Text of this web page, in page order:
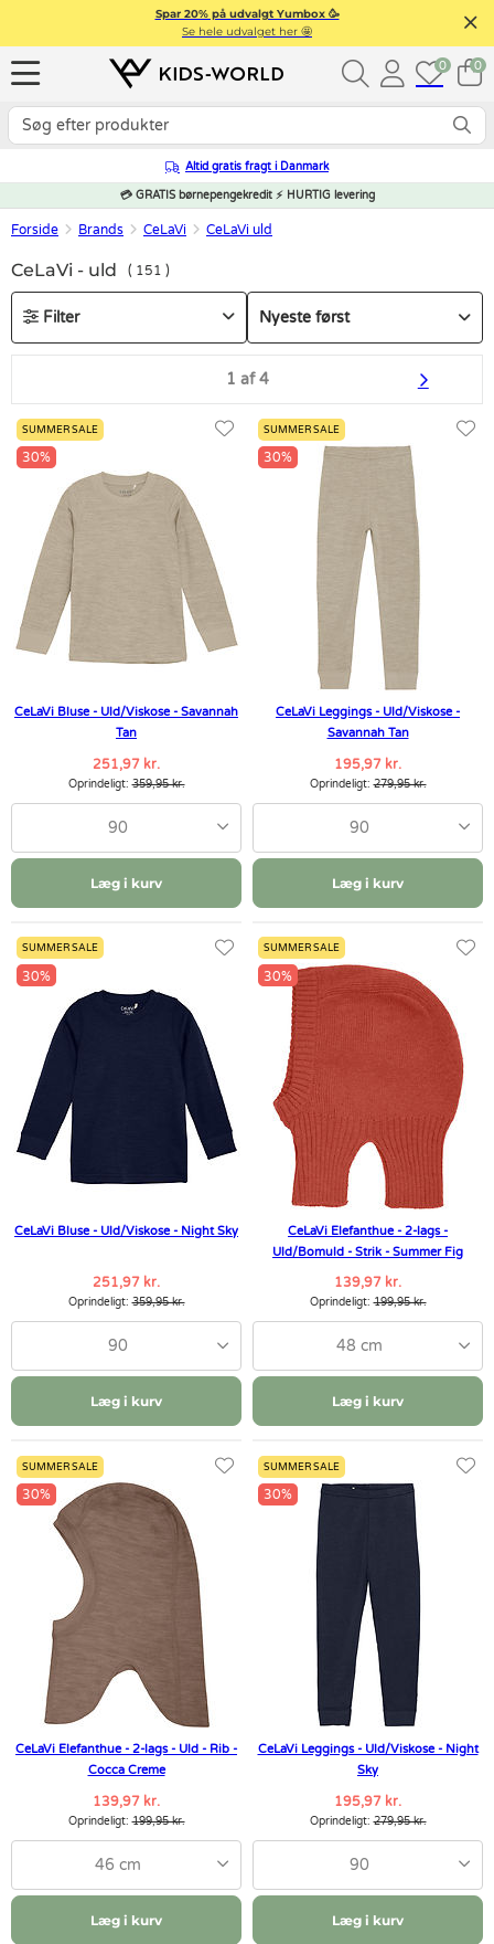
Spar 20% på udvalgt Yumbox 🥳
Se hele udvalget her 🤩
0 0
Altid gratis fragt i Danmark
💳 GRATIS børnepengekredit ⚡ HURTIG levering
Forside Brands CeLaVi CeLaVi uld
CeLaVi - uld 151
Filter
1 af 4
SUMMER SALE
30%
CeLaVi Bluse - Uld/Viskose - Savannah
Tan
251,97 kr.
Oprindeligt:359,95 kr.
90
Læg i kurv
SUMMER SALE
30%
CeLaVi Leggings - Uld/Viskose -
Savannah Tan
195,97 kr.
Oprindeligt:279,95 kr.
90
Læg i kurv
SUMMER SALE
30%
CeLaVi Bluse - Uld/Viskose - Night Sky
251,97 kr.
Oprindeligt:359,95 kr.
90
Læg i kurv
SUMMER SALE
30%
CeLaVi Elefanthue - 2-lags -
Uld/Bomuld - Strik - Summer Fig
139,97 kr.
Oprindeligt:199,95 kr.
48 cm
Læg i kurv
SUMMER SALE
30%
CeLaVi Elefanthue - 2-lags - Uld - Rib -
Cocca Creme
139,97 kr.
Oprindeligt:199,95 kr.
46 cm
Læg i kurv
SUMMER SALE
30%
CeLaVi Leggings - Uld/Viskose - Night
Sky
195,97 kr.
Oprindeligt:279,95 kr.
90
Læg i kurv